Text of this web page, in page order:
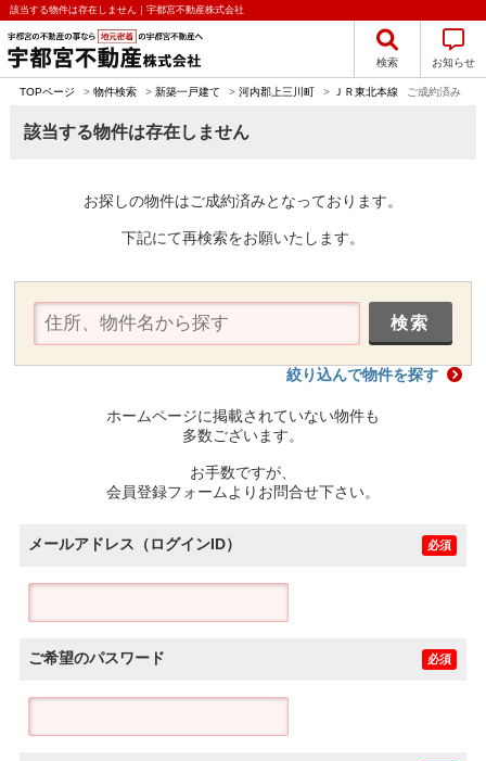
該当する物件は存在しません｜宇都宮不動産株式会社
検索 お知らせ
TOPページ > 物件検索 > 新築一戸建て > 河内郡上三川町 > ＪＲ東北本線 ご成約済み
該当する物件は存在しません
お探しの物件はご成約済みとなっております。
下記にて再検索をお願いたします。
絞り込んで物件を探す
ホームページに掲載されていない物件も
多数ございます。
お手数ですが、
会員登録フォームよりお問合せ下さい。
メールアドレス（ログインID） 必須
ご希望のパスワード 必須